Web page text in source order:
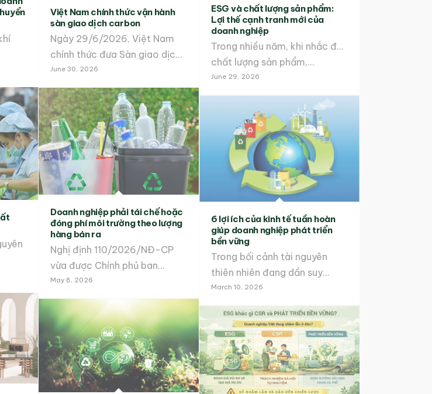
Việt Nam chính thức vận hành
sàn giao dịch carbon
Ngày 29/6/2026, Việt Nam
chính thức đưa Sàn giao dịch…
June 30, 2026
ESG và chất lượng sản phẩm:
Lợi thế cạnh tranh mới của
doanh nghiệp
Trong nhiều năm, khi nhắc đến
chất lượng sản phẩm,…
June 29, 2026
Doanh nghiệp phải tái chế hoặc
đóng phí môi trường theo lượng
hàng bán ra
Nghị định 110/2026/NĐ-CP
vừa được Chính phủ ban…
May 8, 2026
6 lợi ích của kinh tế tuần hoàn
giúp doanh nghiệp phát triển
bền vững
Trong bối cảnh tài nguyên
thiên nhiên đang dần suy…
March 10, 2026